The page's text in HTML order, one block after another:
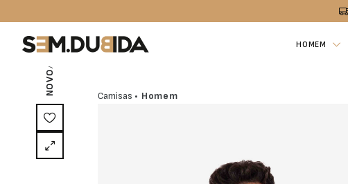
HOMEM
NOVO
/ EXCLUSIVO ON-LINE
Camisas • Homem